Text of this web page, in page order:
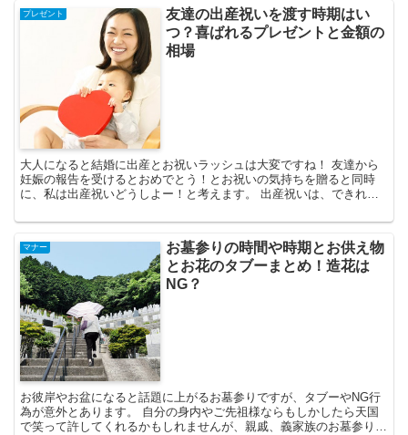
プレゼント
友達の出産祝いを渡す時期はい
つ？喜ばれるプレゼントと金額の
相場
大人になると結婚に出産とお祝いラッシュは大変ですね！ 友達から
妊娠の報告を受けるとおめでとう！とお祝いの気持ちを贈ると同時
に、私は出産祝いどうしよー！と考えます。 出産祝いは、できれば
マナー
お墓参りの時間や時期とお供え物
とお花のタブーまとめ！造花は
NG？
お彼岸やお盆になると話題に上がるお墓参りですが、タブーやNG行
為が意外とあります。 自分の身内やご先祖様ならもしかしたら天国
で笑って許してくれるかもしれませんが、親戚、義家族のお墓参りや